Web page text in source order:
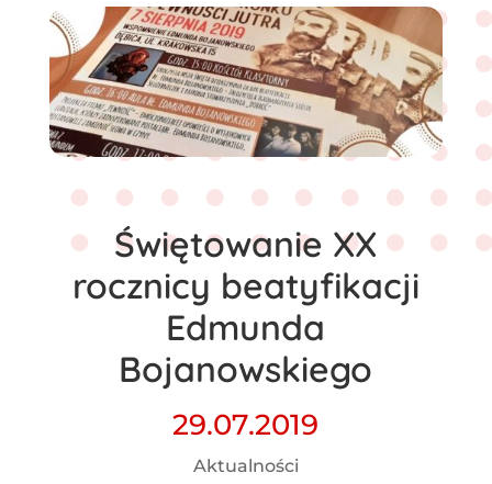
Świętowanie XX
rocznicy beatyfikacji
Edmunda
Bojanowskiego
29.07.2019
Aktualności